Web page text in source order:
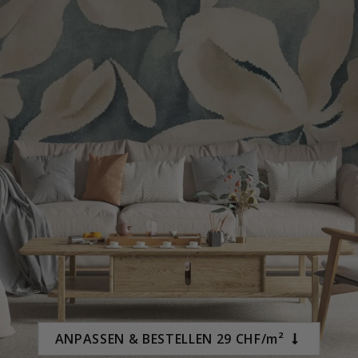
Special
Price
29,00 €
ANPASSEN & BESTELLEN 29 CHF/m²